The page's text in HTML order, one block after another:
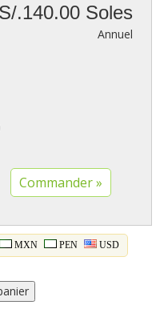
S/.140.00 Soles
Annuel
MXN PEN USD